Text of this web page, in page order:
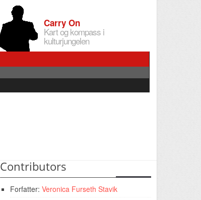
Carry On
Kart og kompass i
kulturjungelen
Contributors
Forfatter: Veronica Furseth Stavik